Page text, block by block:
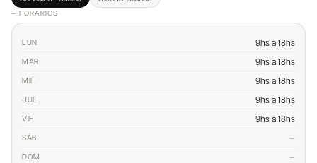
— HORARIOS
LUN 9hs a 18hs
MAR 9hs a 18hs
MIÉ 9hs a 18hs
JUE 9hs a 18hs
VIE 9hs a 18hs
SÁB —
DOM —